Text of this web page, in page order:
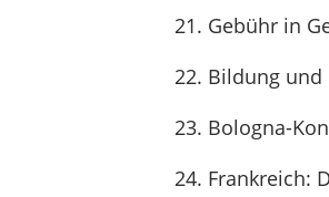
Gebühr in
Bildung und
Bologna-
Frankreich: